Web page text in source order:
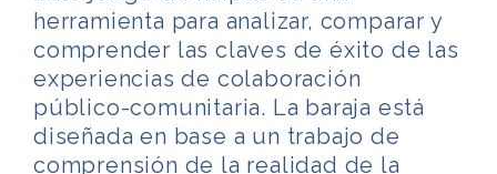
herramienta para analizar, comparar y
comprender las claves de éxito de las
experiencias de colaboración
público-comunitaria. La baraja está
diseñada en base a un trabajo de
comprensión de la realidad de la